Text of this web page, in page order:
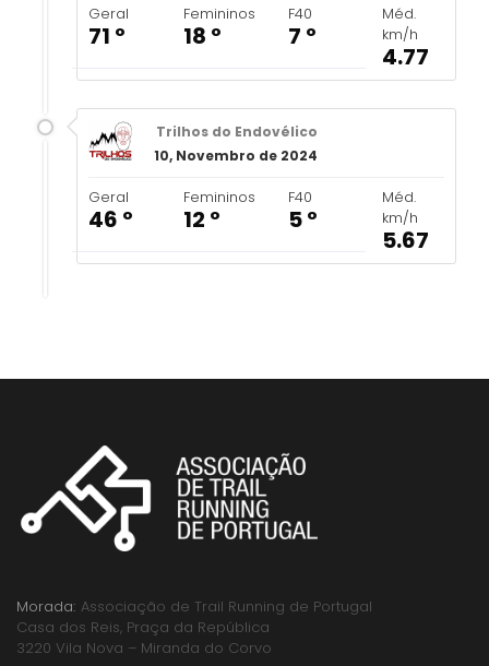
Geral
71 º
Femininos
18 º
F40
7 º
Méd.
km/h
4.77
Trilhos do Endovélico
10, Novembro de 2024
Geral
46 º
Femininos
12 º
F40
5 º
Méd.
km/h
5.67
Morada: Associação de Trail Running de Portugal
Casa dos Reis, Praça da República
3220 Vila Nova – Miranda do Corvo